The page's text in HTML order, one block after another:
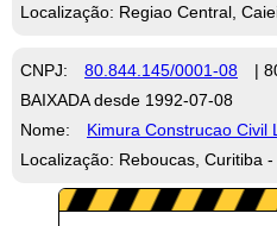
Localização: Regiao Central,
CNPJ: 80.844.145/0001-08
|
BAIXADA desde 1992-07-08
Nome:
Kimura Construcao Civil
Localização: Reboucas, Curitiba -